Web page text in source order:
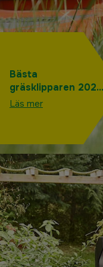
Bästa
gräsklipparen 2025
– populäraste
Läs mer